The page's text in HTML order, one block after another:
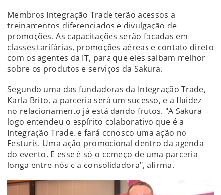
Membros Integração Trade terão acessos a
treinamentos diferenciados e divulgação de
promoções. As capacitações serão focadas em
classes tarifárias, promoções aéreas e contato direto
com os agentes da IT, para que eles saibam melhor
sobre os produtos e serviços da Sakura.
Segundo uma das fundadoras da Integração Trade,
Karla Brito, a parceria será um sucesso, e a fluidez
no relacionamento já está dando frutos. "A Sakura
logo entendeu o espírito colaborativo que é a
Integração Trade, e fará conosco uma ação no
Festuris. Uma ação promocional dentro da agenda
do evento. E esse é só o começo de uma parceria
longa entre nós e a consolidadora", afirma.